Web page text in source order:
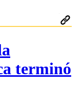
terminó